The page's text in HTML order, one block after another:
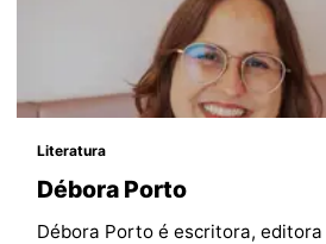
Literatura
Débora Porto
Débora Porto é escritora,